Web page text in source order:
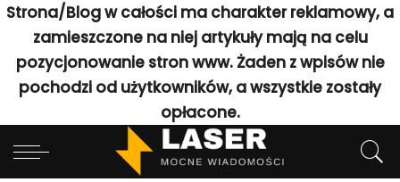
Strona/Blog w całości ma charakter reklamowy, a
zamieszczone na niej artykuły mają na celu
pozycjonowanie stron www. Żaden z wpisów nie
pochodzi od użytkowników, a wszystkie zostały
opłacone.